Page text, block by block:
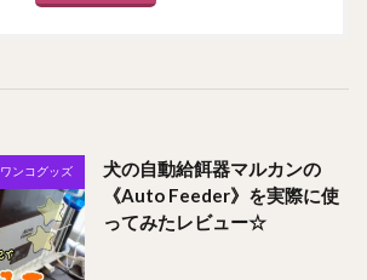
ワンコグッズ
犬の自動給餌器マルカンの
《Auto Feeder》を実際に使
ってみたレビュー☆